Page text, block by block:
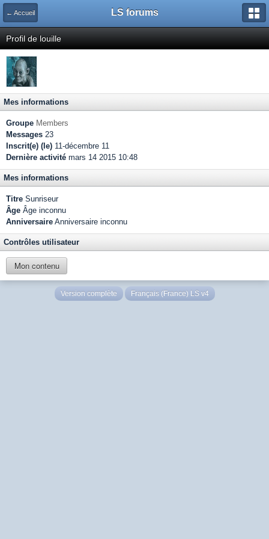
← Accueil LS forums
Profil de louille
Mes informations
Groupe Members
Messages 23
Inscrit(e) (le) 11-décembre 11
Dernière activité mars 14 2015 10:48
Mes informations
Titre Sunriseur
Âge Âge inconnu
Anniversaire Anniversaire inconnu
Contrôles utilisateur
Mon contenu
Version complète Français (France) LS v4